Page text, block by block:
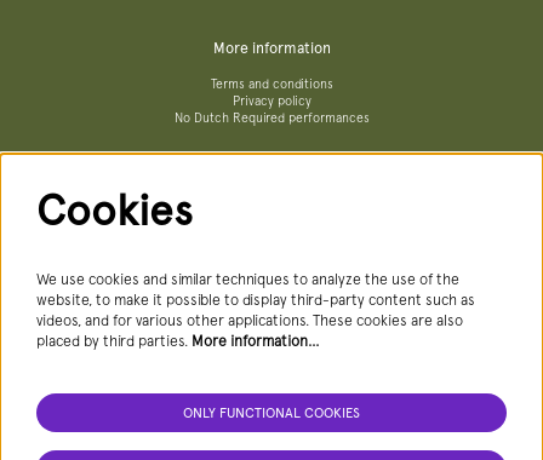
More information
Terms and conditions
Privacy policy
No Dutch Required performances
Newsletter
SIGN UP NEWSLETTER
Cookies
We use cookies and similar techniques to analyze the use of the
website, to make it possible to display third-party content such as
videos, and for various other applications. These cookies are also
placed by third parties. More information…
ONLY FUNCTIONAL COOKIES